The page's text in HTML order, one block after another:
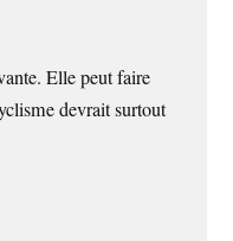
Elle peut faire
devrait surtout